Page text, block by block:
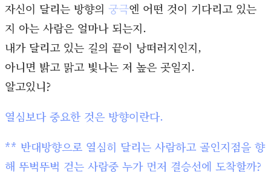
자신이 달리는 방향의 궁극엔 어떤 것이 기다리고 있는
지 아는 사람은 얼마나 되는지.
내가 달리고 있는 길의 끝이 낭떠러지인지,
아니면 밝고 맑고 빛나는 저 높은 곳일지.
알고있니?
열심보다 중요한 것은 방향이란다.
** 반대방향으로 열심히 달리는 사람하고 골인지점을 향
해 뚜벅뚜벅 걷는 사람중 누가 먼저 결승선에 도착할까?